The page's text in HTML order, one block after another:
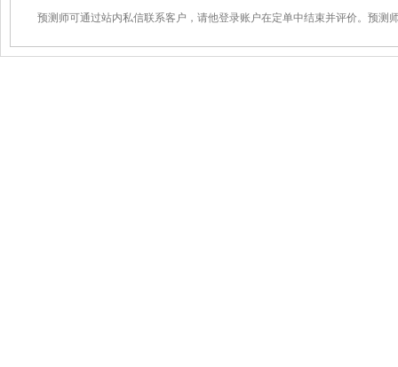
预测师可通过站内私信联系客户，请他登录账户在定单中结束并评价。预